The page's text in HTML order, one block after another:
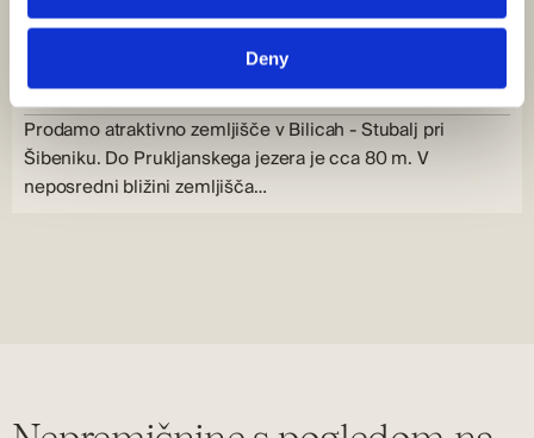
Deny
Šibeniku
Velikost (m²) : 7.200 M² Pogled na morje
Prodamo atraktivno zemljišče v Bilicah - Stubalj pri
Šibeniku. Do Prukljanskega jezera je cca 80 m. V
neposredni bližini zemljišča…